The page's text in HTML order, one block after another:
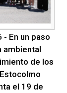
- En un paso
ambiental
de los
el 19 de